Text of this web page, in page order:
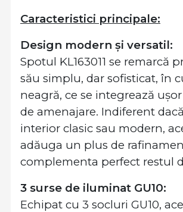
Caracteristici principale:
Design modern și versatil:
Spotul KL163011 se remarcă
său simplu, dar sofisticat, în
neagră, ce se integrează
de amenajare. Indiferent
interior clasic sau modern,
adăuga un plus de
complementa perfect restul
3 surse de iluminat GU10:
Echipat cu 3 socluri GU10,